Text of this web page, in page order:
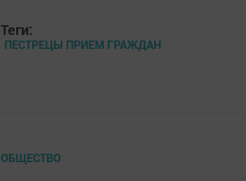
Теги:
ПЕСТРЕЦЫ ПРИЕМ ГРАЖДАН
ОБЩЕСТВО